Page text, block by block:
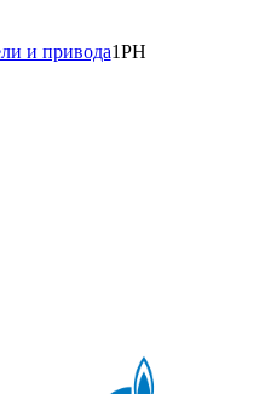
и привода1PH